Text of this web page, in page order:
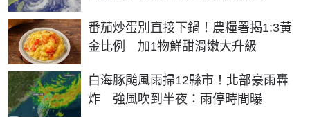
番茄炒蛋別直接下鍋！農糧署揭1:3黃
金比例 加1物鮮甜滑嫩大升級
白海豚颱風雨掃12縣市！北部豪雨轟
炸 強風吹到半夜：雨停時間曝